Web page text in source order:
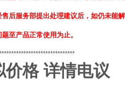
后服务部提出处理建议后，如仍未能解
至产品正常使用为止。
价格详情电议